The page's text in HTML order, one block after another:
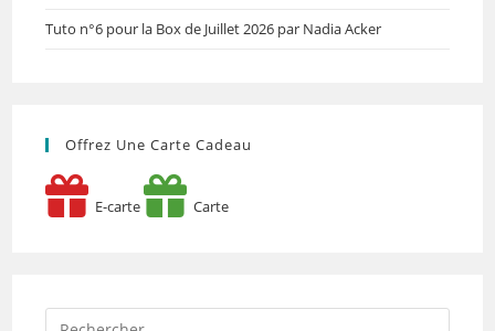
Tuto n°6 pour la Box de Juillet 2026 par Nadia Acker
Offrez Une Carte Cadeau
E-carte Carte